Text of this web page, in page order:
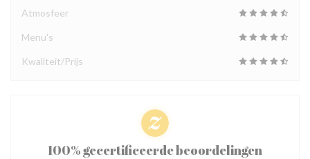
Atmosfeer
Menu's
Kwaliteit/Prijs
100% gecertificeerde beoordelingen